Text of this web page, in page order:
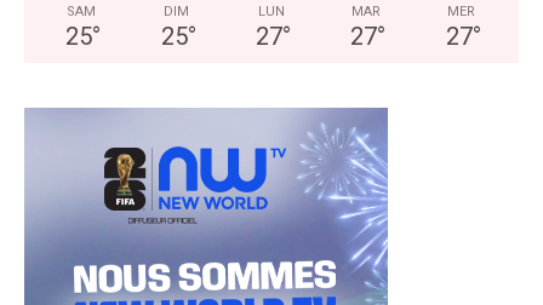
SAM
25°
DIM
25°
LUN
27°
MAR
27°
MER
27°